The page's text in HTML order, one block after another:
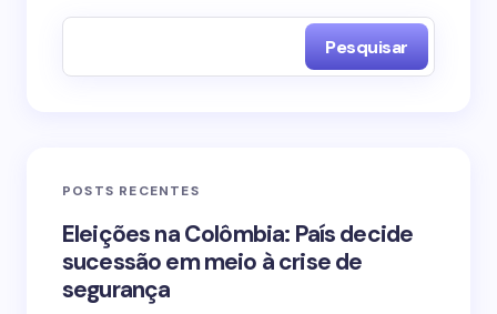
Your Comment *
Pesquisar
POSTS RECENTES
Eleições na Colômbia: País decide
sucessão em meio à crise de
segurança